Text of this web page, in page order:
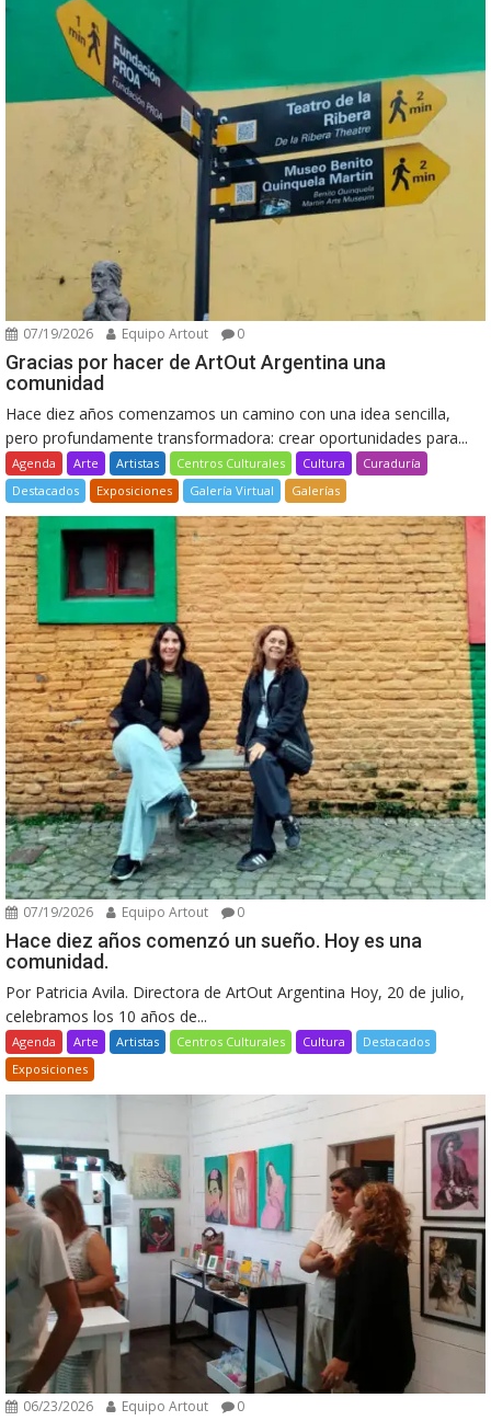
07/19/2026 Equipo Artout 0
Gracias por hacer de ArtOut Argentina una
comunidad
Hace diez años comenzamos un camino con una idea sencilla,
pero profundamente transformadora: crear oportunidades para...
Agenda Arte Artistas Centros Culturales Cultura
Curaduría
Destacados
Exposiciones Galería Virtual Galerías
07/19/2026 Equipo Artout 0
Hace diez años comenzó un sueño. Hoy es una
comunidad.
Por Patricia Avila. Directora de ArtOut Argentina Hoy, 20 de julio,
celebramos los 10 años de...
Agenda Arte Artistas Centros Culturales Cultura
Destacados
Exposiciones
06/23/2026 Equipo Artout 0